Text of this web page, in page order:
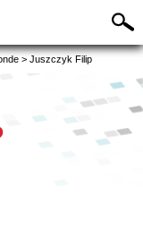
> Juszczyk Filip